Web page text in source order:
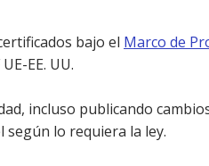
bajo el Marco de
EE. UU.
incluso publicando
lo requiera la ley.